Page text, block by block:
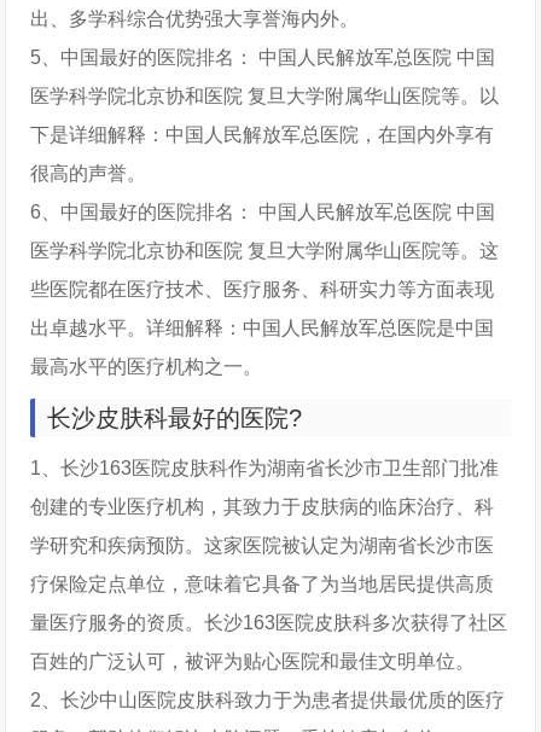
出、多学科综合优势强大享誉海内外。
5、中国最好的医院排名： 中国人民解放军总医院 中国
医学科学院北京协和医院 复旦大学附属华山医院等。以
下是详细解释：中国人民解放军总医院，在国内外享有
很高的声誉。
6、中国最好的医院排名： 中国人民解放军总医院 中国
医学科学院北京协和医院 复旦大学附属华山医院等。这
些医院都在医疗技术、医疗服务、科研实力等方面表现
出卓越水平。详细解释：中国人民解放军总医院是中国
最高水平的医疗机构之一。
长沙皮肤科最好的医院?
1、长沙163医院皮肤科作为湖南省长沙市卫生部门批准
创建的专业医疗机构，其致力于皮肤病的临床治疗、科
学研究和疾病预防。这家医院被认定为湖南省长沙市医
疗保险定点单位，意味着它具备了为当地居民提供高质
量医疗服务的资质。长沙163医院皮肤科多次获得了社区
百姓的广泛认可，被评为贴心医院和最佳文明单位。
2、长沙中山医院皮肤科致力于为患者提供最优质的医疗